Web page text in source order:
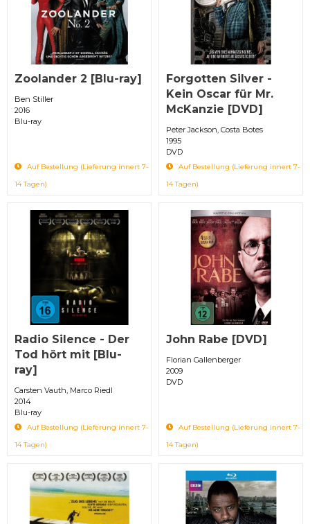
Zoolander 2 [Blu-ray]
Ben Stiller
2016
Blu-ray
Auf Bestellung (Lieferung innert 7-
14 Tagen)
Forgotten Silver -
Kein Oscar für Mr.
McKanzie [DVD]
Peter Jackson, Costa Botes
1995
DVD
Auf Bestellung (Lieferung innert 7-
14 Tagen)
Radio Silence - Der
Tod hört mit [Blu-
ray]
Carsten Vauth, Marco Riedl
2014
Blu-ray
Auf Bestellung (Lieferung innert 7-
14 Tagen)
John Rabe [DVD]
Florian Gallenberger
2009
DVD
Auf Bestellung (Lieferung innert 7-
14 Tagen)